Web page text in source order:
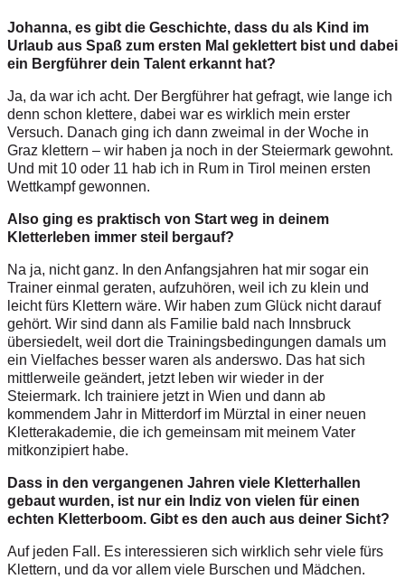
Johanna, es gibt die Geschichte, dass du als Kind im
Urlaub aus Spaß zum ersten Mal geklettert bist und dabei
ein Bergführer dein Talent erkannt hat?
Ja, da war ich acht. Der Bergführer hat gefragt, wie lange ich
denn schon klettere, dabei war es wirklich mein erster
Versuch. Danach ging ich dann zweimal in der Woche in
Graz klettern – wir haben ja noch in der Steiermark gewohnt.
Und mit 10 oder 11 hab ich in Rum in Tirol meinen ersten
Wettkampf gewonnen.
Also ging es praktisch von Start weg in deinem
Kletterleben immer steil bergauf?
Na ja, nicht ganz. In den Anfangsjahren hat mir sogar ein
Trainer einmal geraten, aufzuhören, weil ich zu klein und
leicht fürs Klettern wäre. Wir haben zum Glück nicht darauf
gehört. Wir sind dann als Familie bald nach Innsbruck
übersiedelt, weil dort die Trainingsbedingungen damals um
ein Vielfaches besser waren als anderswo. Das hat sich
mittlerweile geändert, jetzt leben wir wieder in der
Steiermark. Ich trainiere jetzt in Wien und dann ab
kommendem Jahr in Mitterdorf im Mürztal in einer neuen
Kletterakademie, die ich gemeinsam mit meinem Vater
mitkonzipiert habe.
Dass in den vergangenen Jahren viele Kletterhallen
gebaut wurden, ist nur ein Indiz von vielen für einen
echten Kletterboom. Gibt es den auch aus deiner Sicht?
Auf jeden Fall. Es interessieren sich wirklich sehr viele fürs
Klettern, und da vor allem viele Burschen und Mädchen.